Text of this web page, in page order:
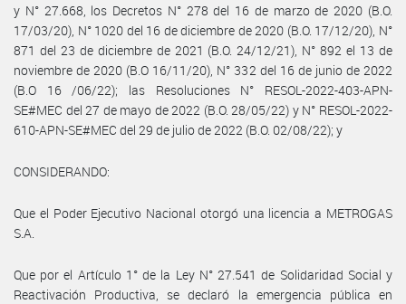
y N° 27.668, los Decretos N° 278 del 16 de marzo de 2020 (B.O.
17/03/20), N° 1020 del 16 de diciembre de 2020 (B.O. 17/12/20), N°
871 del 23 de diciembre de 2021 (B.O. 24/12/21), N° 892 el 13 de
noviembre de 2020 (B.O 16/11/20), N° 332 del 16 de junio de 2022
(B.O 16 /06/22); las Resoluciones N° RESOL-2022-403-APN-
SE#MEC del 27 de mayo de 2022 (B.O. 28/05/22) y N° RESOL-2022-
610-APN-SE#MEC del 29 de julio de 2022 (B.O. 02/08/22); y
CONSIDERANDO:
Que el Poder Ejecutivo Nacional otorgó una licencia a METROGAS
S.A.
Que por el Artículo 1° de la Ley N° 27.541 de Solidaridad Social y
Reactivación Productiva, se declaró la emergencia pública en